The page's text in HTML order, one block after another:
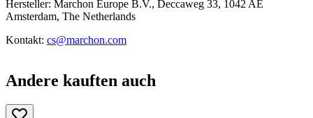
Hersteller: Marchon Europe B.V., Deccaweg 33, 1042 AE
Amsterdam, The Netherlands
Kontakt: cs@marchon.com
Andere kauften auch